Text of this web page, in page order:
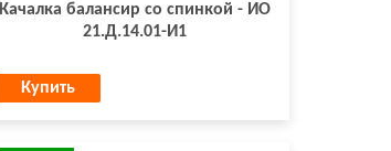
Качалка балансир со спинкой - ИО
21.Д.14.01-И1
Купить